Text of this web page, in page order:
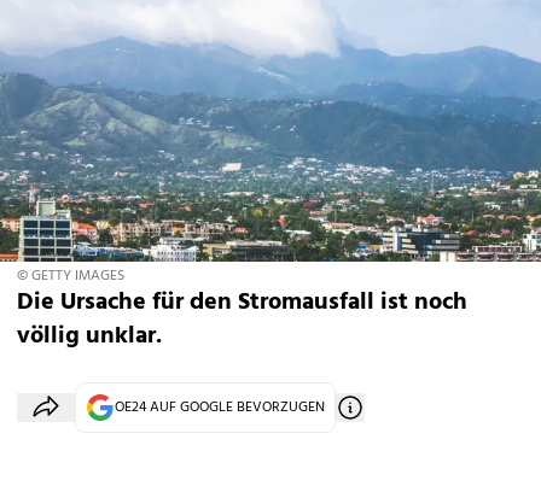
© GETTY IMAGES
Die Ursache für den Stromausfall ist noch
völlig unklar.
OE24 AUF GOOGLE BEVORZUGEN